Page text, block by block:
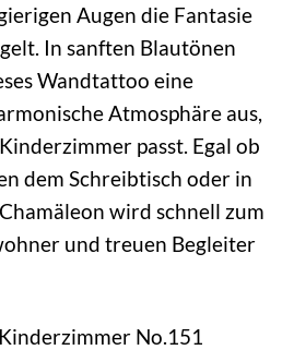
Augen die Fantasie
In sanften Blautönen
Wandtattoo eine
Atmosphäre aus,
passt. Egal ob
dem Schreibtisch oder in
wird schnell zum
und treuen Begleiter
No.151